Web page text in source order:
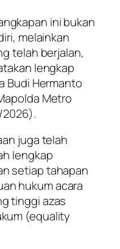
ini bukan
melainkan
telah berjalan,
lengkap
Budi Hermanto
Metro
2026).
juga telah
lengkap
setiap tahapan
hukum acara
tinggi azas
(equality